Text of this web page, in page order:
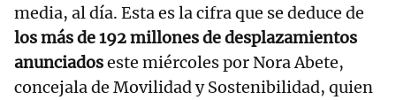
media, al día. Esta es la cifra que se deduce de
los más de 192 millones de desplazamientos
anunciadoseste miércoles por Nora Abete,
concejala de Movilidad y Sostenibilidad, quien